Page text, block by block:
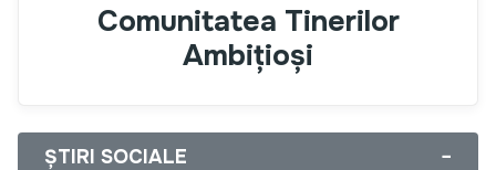
Comunitatea Tinerilor
Ambițioși
ȘTIRI SOCIALE −